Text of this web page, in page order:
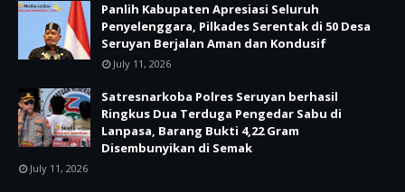
Panlih Kabupaten Apresiasi Seluruh
Penyelenggara, Pilkades Serentak di 50 Desa
Seruyan Berjalan Aman dan Kondusif
July 11, 2026
Satresnarkoba Polres Seruyan berhasil
Ringkus Dua Terduga Pengedar Sabu di
Lanpasa, Barang Bukti 4,22 Gram
Disembunyikan di Semak
July 11, 2026